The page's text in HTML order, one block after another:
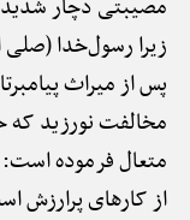
مصیبتی دچار
زیرا رسول‌خدا (صلی
پس از میراث
مخالفت نورزید
متعال فرموده است:
از کارهای پرارزش